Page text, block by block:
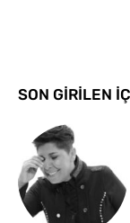
SON GİRİLEN